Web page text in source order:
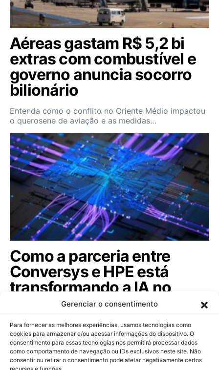
Gerenciar o consentimento
Para fornecer as melhores experiências, usamos tecnologias como
cookies para armazenar e/ou acessar informações do dispositivo. O
consentimento para essas tecnologias nos permitirá processar dados
como comportamento de navegação ou IDs exclusivos neste site. Não
consentir ou retirar o consentimento pode afetar negativamente certos
Aéreas gastam R$ 5,2 bi
extras com combustível e
governo anuncia socorro
bilionário
Entenda como o conflito no Oriente Médio impactou
o querosene de aviação e as medidas…
Como a parceria entre
Conversys e HPE está
transformando a IA no
Brasil? Descubra o futuro!
Integradoras focam em redes autônomas e expansão
global para impulsionar a inteligência…